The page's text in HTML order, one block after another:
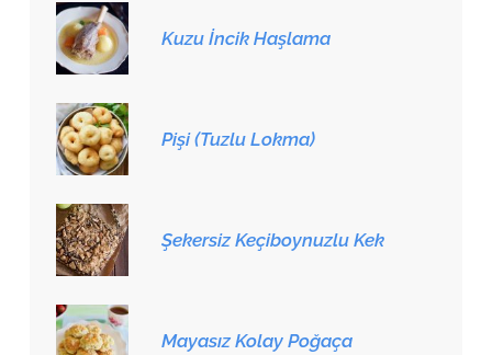
Kuzu İncik Haşlama
Pişi (Tuzlu Lokma)
Şekersiz Keçiboynuzlu Kek
Mayasız Kolay Poğaça